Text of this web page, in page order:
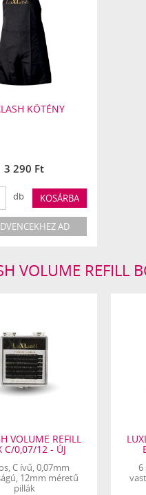
KÖTÉNY
3 290 Ft
db KOSÁRBA
AD
VOLUME REFILL
VOLUME REFILL
C/0,07/12 - ÚJ
C ívű, 0,07mm
12mm méretű
pillák
6